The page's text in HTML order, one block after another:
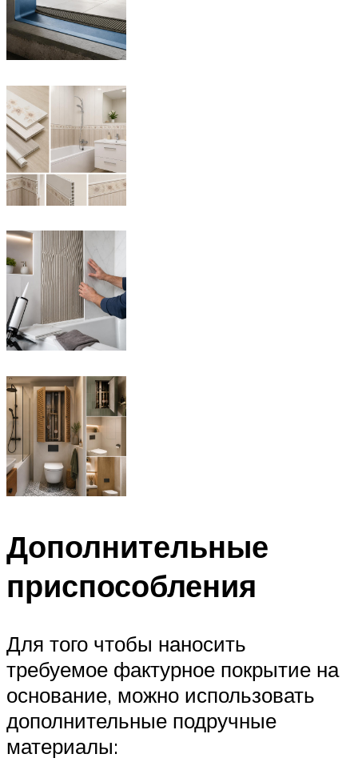
Дополнительные
приспособления
Для того чтобы наносить
требуемое фактурное покрытие на
основание, можно использовать
дополнительные подручные
материалы: